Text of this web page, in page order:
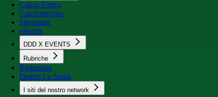
Calcio Estero
Calciomercato
Streaming
eSports
DDD X EVENTS
Rubriche
Redazione
Dentro La Storia
I siti del nostro network